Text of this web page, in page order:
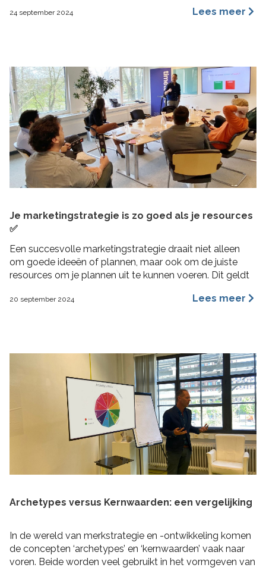
24 september 2024 Lees meer
Je marketingstrategie is zo goed als je resources
✅
Een succesvolle marketingstrategie draait niet alleen
om goede ideeën of plannen, maar ook om de juiste
resources om je plannen uit te kunnen voeren. Dit geldt
kunnen zijn en efficiëntie cruciaal is. In deze blogpost 4
intern maken dat je dit gaat waarmaken!
20 september 2024 Lees meer
Archetypes versus Kernwaarden: een vergelijking
In de wereld van merkstrategie en -ontwikkeling komen
de concepten ‘archetypes’ en ‘kernwaarden’ vaak naar
voren. Beide worden veel gebruikt in het vormgeven van